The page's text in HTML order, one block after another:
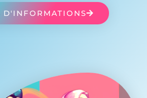
D'INFORMATIONS